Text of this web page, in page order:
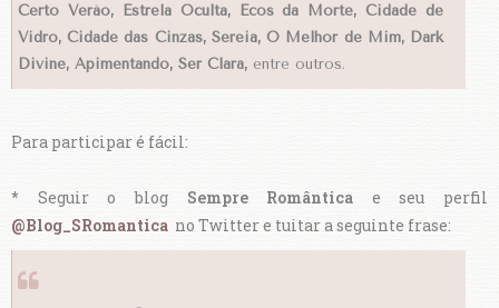
Certo Verão, Estrela Oculta, Ecos da Morte, Cidade de
Vidro, Cidade das Cinzas, Sereia, O Melhor de Mim, Dark
Divine, Apimentando, Ser Clara, entre outros.
Para participar é fácil:
* Seguir o blog Sempre Romântica e seu perfil
@Blog_SRomantica no Twitter e tuitar a seguinte frase: